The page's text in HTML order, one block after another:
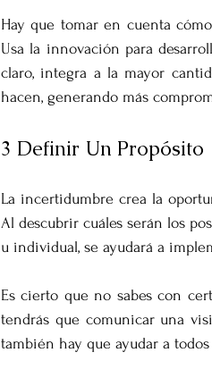
Hay que tomar en cuenta
Usa la innovación para
claro, integra a la mayor
hacen, generando más
3 Definir Un Propósito
La incertidumbre crea la
Al descubrir cuáles serán los
u individual, se ayudará a
Es cierto que no sabes con
tendrás que comunicar una
también hay que ayudar a